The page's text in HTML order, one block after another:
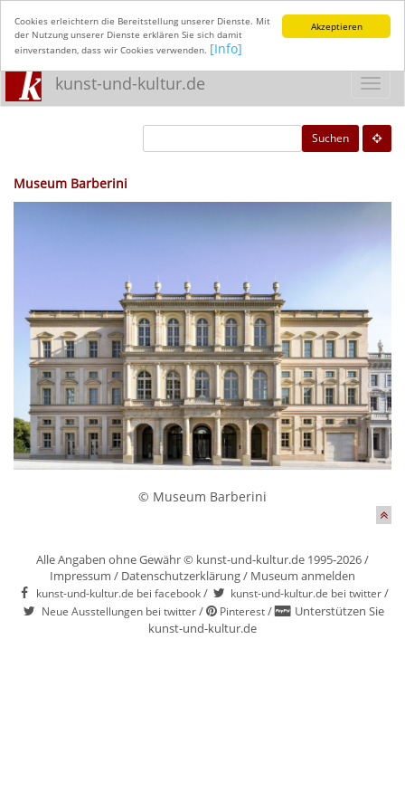
Akzeptieren
Cookies erleichtern die Bereitstellung unserer Dienste. Mit
der Nutzung unserer Dienste erklären Sie sich damit
einverstanden, dass wir Cookies verwenden. [Info]
kunst-und-kultur.de
Suchen
Museum Barberini
© Museum Barberini
Alle Angaben ohne Gewähr © kunst-und-kultur.de 1995-2026 /
Impressum / Datenschutzerklärung/ Museum anmelden
kunst-und-kultur.de bei facebook/ kunst-und-kultur.de bei twitter/
Neue Ausstellungen bei twitter/ Pinterest/
Unterstützen Sie
kunst-und-kultur.de